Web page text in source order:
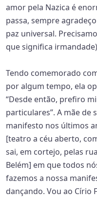
amor pela Nazica é
passa, sempre
paz universal.
que significa
Tendo comemorado
por algum tempo, ela
“Desde então, prefiro
particulares”. A mãe de
manifesto nos últimos
[teatro a céu aberto,
sai, em cortejo, pelas
Belém] em que todos
fazemos a nossa
dançando. Vou ao Círio